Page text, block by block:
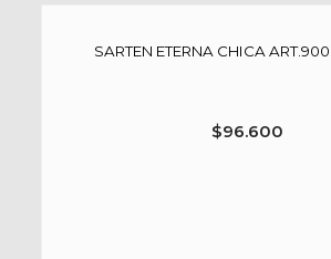
SARTEN ETERNA CHICA
$96.600